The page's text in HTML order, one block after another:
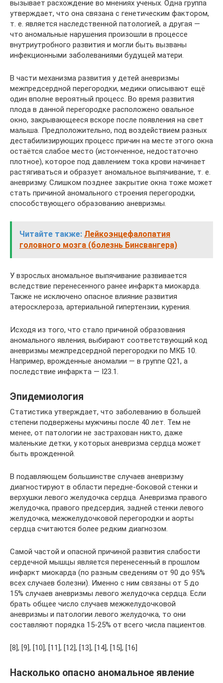
вызывает расхождение во мнениях ученых. Одна группа
утверждает, что она связана с генетическим фактором,
т. е. является наследственной патологией, а другая —
что аномальные нарушения произошли в процессе
внутриутробного развития и могли быть вызваны
инфекционными заболеваниями будущей матери.
В части механизма развития у детей аневризмы
межпредсердной перегородки, медики описывают ещё
один вполне вероятный процесс. Во время развития
плода в данной перегородке расположено овальное
окно, закрывающееся вскоре после появления на свет
малыша. Предположительно, под воздействием разных
дестабилизирующих процесс причин на месте этого окна
остаётся слабое место (истонченное, недостаточно
плотное), которое под давлением тока крови начинает
растягиваться и образует аномальное выпячивание, т. е.
аневризму. Слишком позднее закрытие окна тоже может
стать причиной аномального строения перегородки,
способствующего образованию аневризмы.
Читайте также: Лейкоэнцефалопатия
головного мозга (болезнь Бинсвангера)
У взрослых аномальное выпячивание развивается
вследствие перенесенного ранее инфаркта миокарда.
Также не исключено опасное влияние развития
атеросклероза, артериальной гипертензии, курения.
Исходя из того, что стало причиной образования
аномального явления, выбирают соответствующий код
аневризмы межпредсердной перегородки по МКБ 10.
Например, врожденные аномалии — в группе Q21, а
последствие инфаркта — I23.1.
Эпидемиология
Статистика утверждает, что заболеванию в большей
степени подвержены мужчины после 40 лет. Тем не
менее, от патологии не застрахован никто, даже
маленькие детки, у которых аневризма сердца может
быть врожденной.
В подавляющем большинстве случаев аневризму
диагностируют в области передне-боковой стенки и
верхушки левого желудочка сердца. Аневризма правого
желудочка, правого предсердия, задней стенки левого
желудочка, межжелудочковой перегородки и аорты
сердца считаются более редким диагнозом.
Самой частой и опасной причиной развития слабости
сердечной мышцы является перенесенный в прошлом
инфаркт миокарда (по разным сведениям от 90 до 95%
всех случаев болезни). Именно с ним связаны от 5 до
15% случаев аневризмы левого желудочка сердца. Если
брать общее число случаев межжелудочковой
аневризмы и патологии левого желудочка, то они
составляют порядка 15-25% от всего числа пациентов.
[8], [9], [10], [11], [12], [13], [14], [15], [16]
Насколько опасно аномальное явление